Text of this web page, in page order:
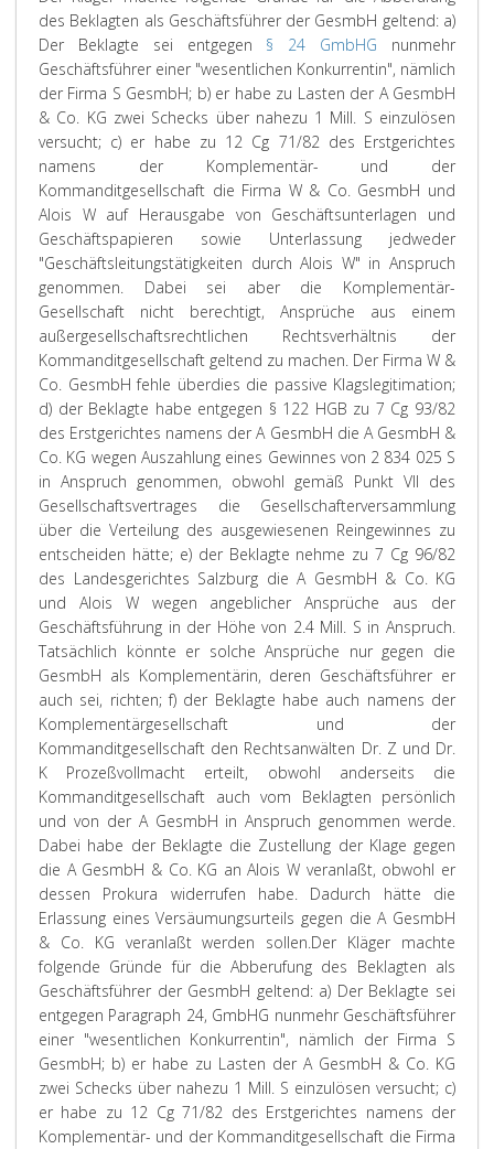
des Beklagten als Geschäftsführer der GesmbH geltend: a)
Der Beklagte sei entgegen § 24 GmbHG nunmehr
Geschäftsführer einer "wesentlichen Konkurrentin", nämlich
der Firma S GesmbH; b) er habe zu Lasten der A GesmbH
& Co. KG zwei Schecks über nahezu 1 Mill. S einzulösen
versucht; c) er habe zu 12 Cg 71/82 des Erstgerichtes
namens der Komplementär- und der
Kommanditgesellschaft die Firma W & Co. GesmbH und
Alois W auf Herausgabe von Geschäftsunterlagen und
Geschäftspapieren sowie Unterlassung jedweder
"Geschäftsleitungstätigkeiten durch Alois W" in Anspruch
genommen. Dabei sei aber die Komplementär-
Gesellschaft nicht berechtigt, Ansprüche aus einem
außergesellschaftsrechtlichen Rechtsverhältnis der
Kommanditgesellschaft geltend zu machen. Der Firma W &
Co. GesmbH fehle überdies die passive Klagslegitimation;
d) der Beklagte habe entgegen § 122 HGB zu 7 Cg 93/82
des Erstgerichtes namens der A GesmbH die A GesmbH &
Co. KG wegen Auszahlung eines Gewinnes von 2 834 025 S
in Anspruch genommen, obwohl gemäß Punkt VII des
Gesellschaftsvertrages die Gesellschafterversammlung
über die Verteilung des ausgewiesenen Reingewinnes zu
entscheiden hätte; e) der Beklagte nehme zu 7 Cg 96/82
des Landesgerichtes Salzburg die A GesmbH & Co. KG
und Alois W wegen angeblicher Ansprüche aus der
Geschäftsführung in der Höhe von 2.4 Mill. S in Anspruch.
Tatsächlich könnte er solche Ansprüche nur gegen die
GesmbH als Komplementärin, deren Geschäftsführer er
auch sei, richten; f) der Beklagte habe auch namens der
Komplementärgesellschaft und der
Kommanditgesellschaft den Rechtsanwälten Dr. Z und Dr.
K Prozeßvollmacht erteilt, obwohl anderseits die
Kommanditgesellschaft auch vom Beklagten persönlich
und von der A GesmbH in Anspruch genommen werde.
Dabei habe der Beklagte die Zustellung der Klage gegen
die A GesmbH & Co. KG an Alois W veranlaßt, obwohl er
dessen Prokura widerrufen habe. Dadurch hätte die
Erlassung eines Versäumungsurteils gegen die A GesmbH
& Co. KG veranlaßt werden sollen.Der Kläger machte
folgende Gründe für die Abberufung des Beklagten als
Geschäftsführer der GesmbH geltend: a) Der Beklagte sei
entgegen Paragraph 24, GmbHG nunmehr Geschäftsführer
einer "wesentlichen Konkurrentin", nämlich der Firma S
GesmbH; b) er habe zu Lasten der A GesmbH & Co. KG
zwei Schecks über nahezu 1 Mill. S einzulösen versucht; c)
er habe zu 12 Cg 71/82 des Erstgerichtes namens der
Komplementär- und der Kommanditgesellschaft die Firma